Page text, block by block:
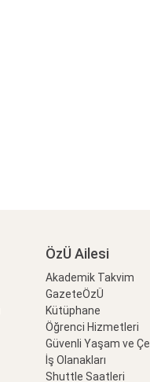
ÖzÜ Ailesi
Akademik Takvim
GazeteÖzÜ
Kütüphane
Öğrenci Hizmetleri
Güvenli Yaşam ve
İş Olanakları
Shuttle Saatleri